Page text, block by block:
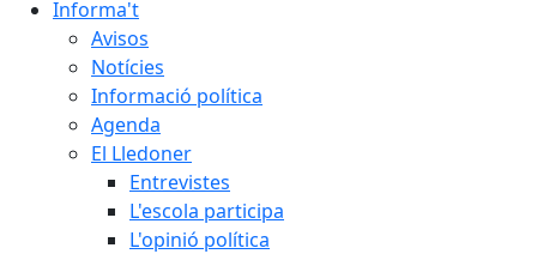
Informa't
Avisos
Notícies
Informació política
Agenda
El Lledoner
Entrevistes
L'escola participa
L'opinió política